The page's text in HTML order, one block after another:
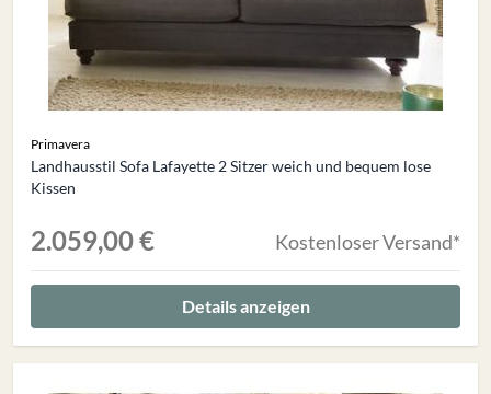
Primavera
Landhausstil Sofa Lafayette 2 Sitzer weich und bequem lose
Kissen
2.059,00 € Kostenloser Versand*
Details anzeigen